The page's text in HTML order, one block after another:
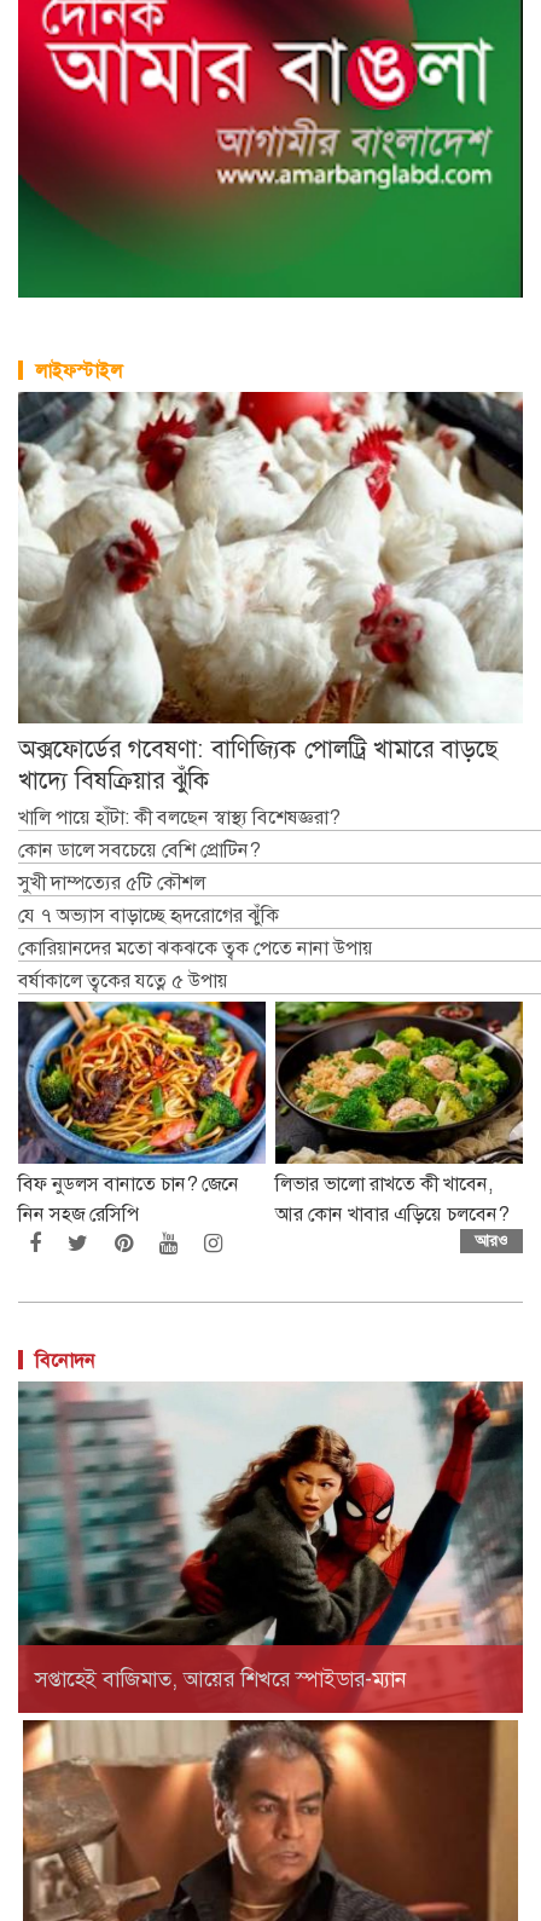
লাইফস্টাইল
অক্সফোর্ডের গবেষণা: বাণিজ্যিক পোলট্রি খামারে বাড়ছে
খাদ্যে বিষক্রিয়ার ঝুঁকি
খালি পায়ে হাঁটা: কী বলছেন স্বাস্থ্য বিশেষজ্ঞরা?
কোন ডালে সবচেয়ে বেশি প্রোটিন?
সুখী দাম্পত্যের ৫টি কৌশল
যে ৭ অভ্যাস বাড়াচ্ছে হৃদরোগের ঝুঁকি
কোরিয়ানদের মতো ঝকঝকে ত্বক পেতে নানা উপায়
বর্ষাকালে ত্বকের যত্নে ৫ উপায়
বিফ নুডলস বানাতে চান? জেনে
নিন সহজ রেসিপি
লিভার ভালো রাখতে কী খাবেন,
আর কোন খাবার এড়িয়ে চলবেন?
আরও
বিনোদন
সপ্তাহেই বাজিমাত, আয়ের শিখরে স্পাইডার-ম্যান